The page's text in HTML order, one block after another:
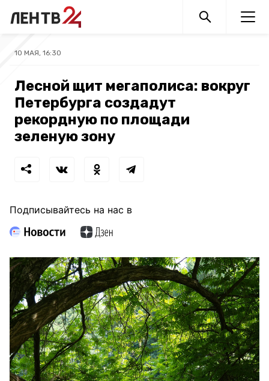
10 МАЯ, 16:30
Лесной щит мегаполиса: вокруг
Петербурга создадут
рекордную по площади
зеленую зону
Подписывайтесь на нас в